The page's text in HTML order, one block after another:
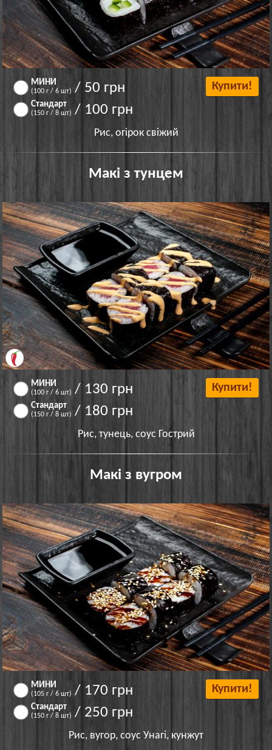
МИНИ
(100 г / 6 шт) / 50 грн
Стандарт
(150 г / 8 шт) / 100 грн
Купити!
Рис, огірок свіжий
Макі з тунцем
МИНИ
(100 г / 6 шт) / 130 грн
Стандарт
(150 г / 8 шт) / 180 грн
Купити!
Рис, тунець, соус Гострий
Макі з вугром
МИНИ
(105 г / 6 шт) / 170 грн
Стандарт
(150 г / 8 шт) / 250 грн
Купити!
Рис, вугор, соус Унагі, кунжут